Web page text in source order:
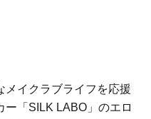
メイクラブライフを応援
「SILK LABO」のエロ